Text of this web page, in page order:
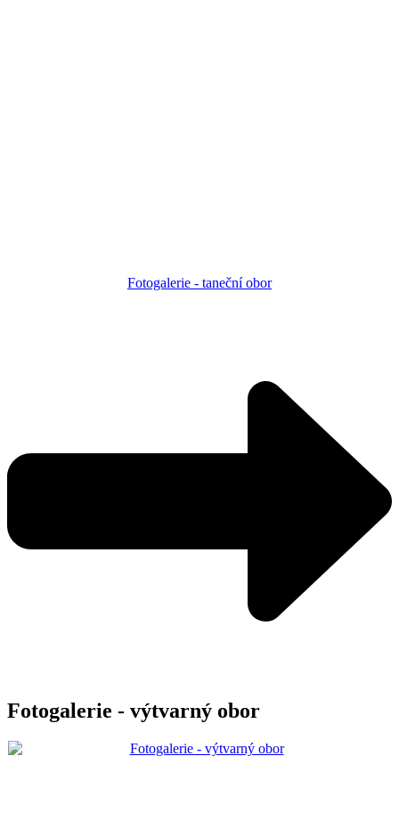
Fotogalerie - taneční obor
Fotogalerie - výtvarný obor